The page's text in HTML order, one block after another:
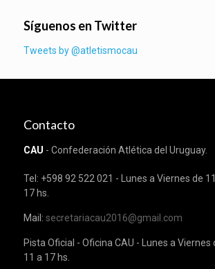
Síguenos en Twitter
Tweets by @atletismocau
Contacto
CAU - Confederación Atlética del Uruguay.
Tel: +598 92 522 021 - Lunes a Viernes de
17 hs.
Mail: secretariacau2016@gmail.com
Pista Oficial - Oficina CAU - Lunes a Viernes
11 a 17 hs.